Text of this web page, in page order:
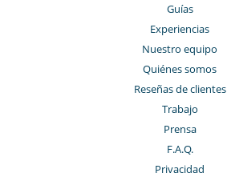
Guías
Experiencias
Nuestro equipo
Quiénes somos
Reseñas de clientes
Trabajo
Prensa
F.A.Q.
Privacidad